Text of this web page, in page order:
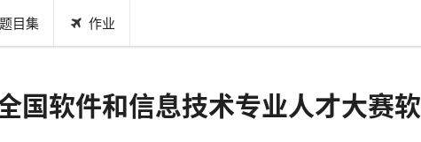
题目集 作业
国软件和信息技术专业人才大赛软